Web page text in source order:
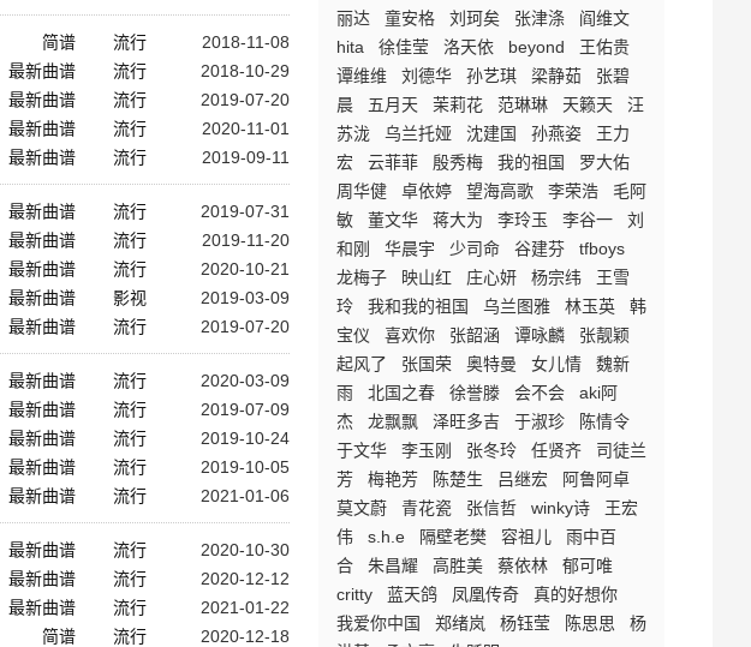
丽达
童安格 刘珂矣 张津涤
阎维文
hita
徐佳莹 洛天依 beyond
王佑贵
谭维维
刘德华 孙艺琪 梁静茹
张碧
晨
五月天 茉莉花 范琳琳 天籁天
汪
苏泷
乌兰托娅 沈建国 孙燕姿
王力
宏
云菲菲 殷秀梅 我的祖国
罗大佑
周华健
卓依婷 望海高歌 李荣浩
毛阿
敏
董文华 蒋大为 李玲玉 李谷一
刘
和刚
华晨宇 少司命 谷建芬
tfboys
龙梅子
映山红 庄心妍 杨宗纬
王雪
玲
我和我的祖国 乌兰图雅 林玉英
韩
宝仪
喜欢你 张韶涵 谭咏麟
张靓颖
起风了
张国荣 奥特曼 女儿情
魏新
雨
北国之春 徐誉滕 会不会
aki阿
杰
龙飘飘 泽旺多吉 于淑珍
陈情令
于文华
李玉刚 张冬玲 任贤齐
司徒兰
芳
梅艳芳 陈楚生 吕继宏
阿鲁阿卓
莫文蔚
青花瓷 张信哲 winky诗
王宏
伟
s.h.e 隔壁老樊 容祖儿
雨中百
合
朱昌耀 高胜美 蔡依林
郁可唯
critty
蓝天鸽 凤凰传奇
真的好想你
我爱你中国
郑绪岚 杨钰莹 陈思思
杨
简谱 流行
2018-11-08
最新曲谱 流行
2018-10-29
最新曲谱 流行
2019-07-20
最新曲谱 流行
2020-11-01
最新曲谱 流行 2019-09-11
最新曲谱 流行
2019-07-31
最新曲谱 流行
2019-11-20
最新曲谱 流行
2020-10-21
最新曲谱 影视
2019-03-09
最新曲谱 流行 2019-07-20
最新曲谱 流行
2020-03-09
最新曲谱 流行
2019-07-09
最新曲谱 流行
2019-10-24
最新曲谱 流行
2019-10-05
最新曲谱 流行 2021-01-06
最新曲谱 流行
2020-10-30
最新曲谱 流行
2020-12-12
最新曲谱 流行
2021-01-22
简谱 流行 2020-12-18